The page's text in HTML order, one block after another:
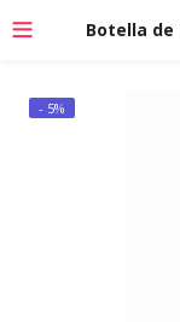
Botella de
- 5%